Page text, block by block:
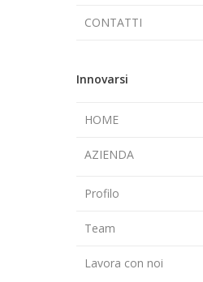
CONTATTI
Innovarsi
HOME
AZIENDA
Profilo
Team
Lavora con noi